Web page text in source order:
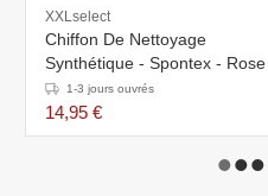
XXLselect
Chiffon De Nettoyage
Synthétique - Spontex - Rose -
10 Pièces
1-3 jours ouvrés
14,95 €